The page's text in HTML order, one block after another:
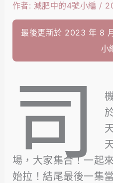
作者: 減肥中的4號小編 /
最後更新於 2023 年 8
小
司
場，大家集合！一起
始拉！結尾最後一集